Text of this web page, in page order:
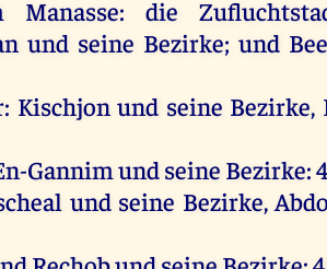
Manasse:die
und seine Bezirke; und
Kischjonund seine Bezirke,
Gannimund seine Bezirke: 4
und seine Bezirke,